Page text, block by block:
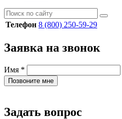
Телефон 8 (800) 250-59-29
Заявка на звонок
Имя *
Позвоните мне
Задать вопрос